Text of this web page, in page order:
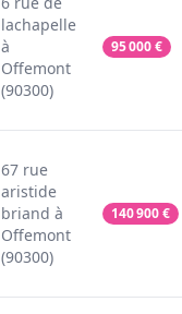
lachapelle
à
Offemont
(90300)
95 000€
67 rue
aristide
briand à
Offemont
(90300)
140 900€